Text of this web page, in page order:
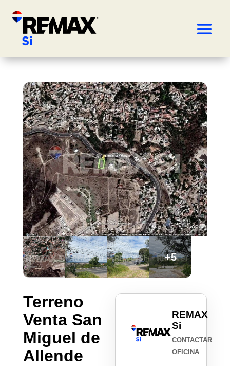
+5
Terreno
Venta San
Miguel de
Allende
REMAX
Si
CONTACTAR
OFICINA